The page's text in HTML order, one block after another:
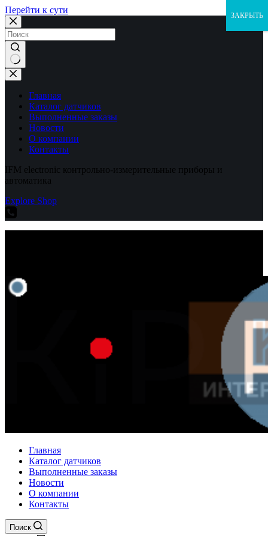
Перейти к сути
Ничего
не
найденоГлавная
Каталог датчиков
Выполненные заказы
Новости
О компании
Контакты
IFM electronic контрольно-измерительные приборы и
автоматика
Explore Shop
Главная
Каталог датчиков
Выполненные заказы
Новости
О компании
Контакты
Поиск
ЗАКРЫТЬ